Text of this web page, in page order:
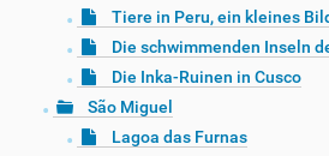
Tiere in Peru, ein kleines
Die schwimmenden Inseln
Die Inka-Ruinen in Cusco
São Miguel
Lagoa das Furnas